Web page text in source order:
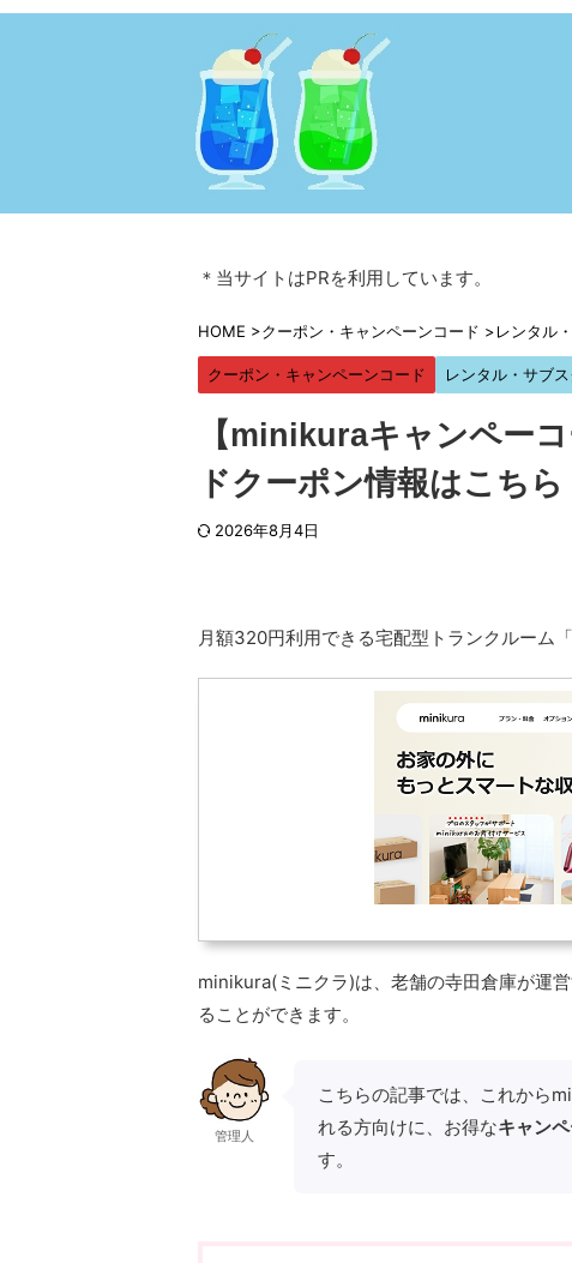
＊当サイトはPRを利用しています。
HOME >クーポン・キャンペーンコード >レンタル
クーポン・キャンペーンコード レンタル・サブス
【minikuraキャンペー
ドクーポン情報はこちら
2026年8月4日
月額320円利用できる宅配型トランクルーム「
minikura(ミニクラ)は、老舗の寺田倉庫が運
ることができます。
管理人
こちらの記事では、これから
れる方向けに、お得なキャン
す。